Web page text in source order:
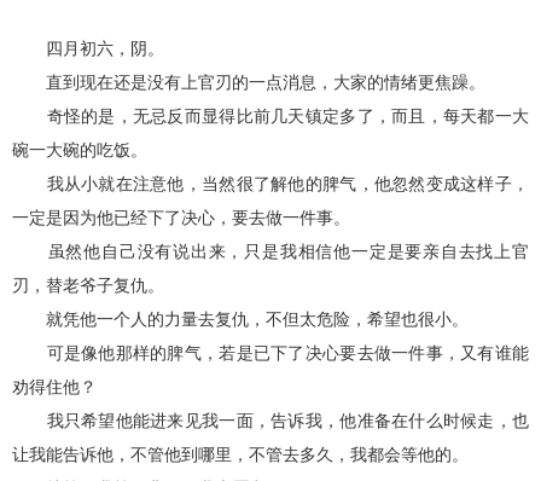
四月初六，阴。
直到现在还是没有上官刃的一点消息，大家的情绪更焦躁。
奇怪的是，无忌反而显得比前几天镇定多了，而且，每天都一大
碗一大碗的吃饭。
我从小就在注意他，当然很了解他的脾气，他忽然变成这样子，
一定是因为他已经下了决心，要去做一件事。
虽然他自己没有说出来，只是我相信他一定是要亲自去找上官
刃，替老爷子复仇。
就凭他一个人的力量去复仇，不但太危险，希望也很小。
可是像他那样的脾气，若是已下了决心要去做一件事，又有谁能
劝得住他？
我只希望他能进来见我一面，告诉我，他准备在什么时候走，也
让我能告诉他，不管他到哪里，不管去多久，我都会等他的。